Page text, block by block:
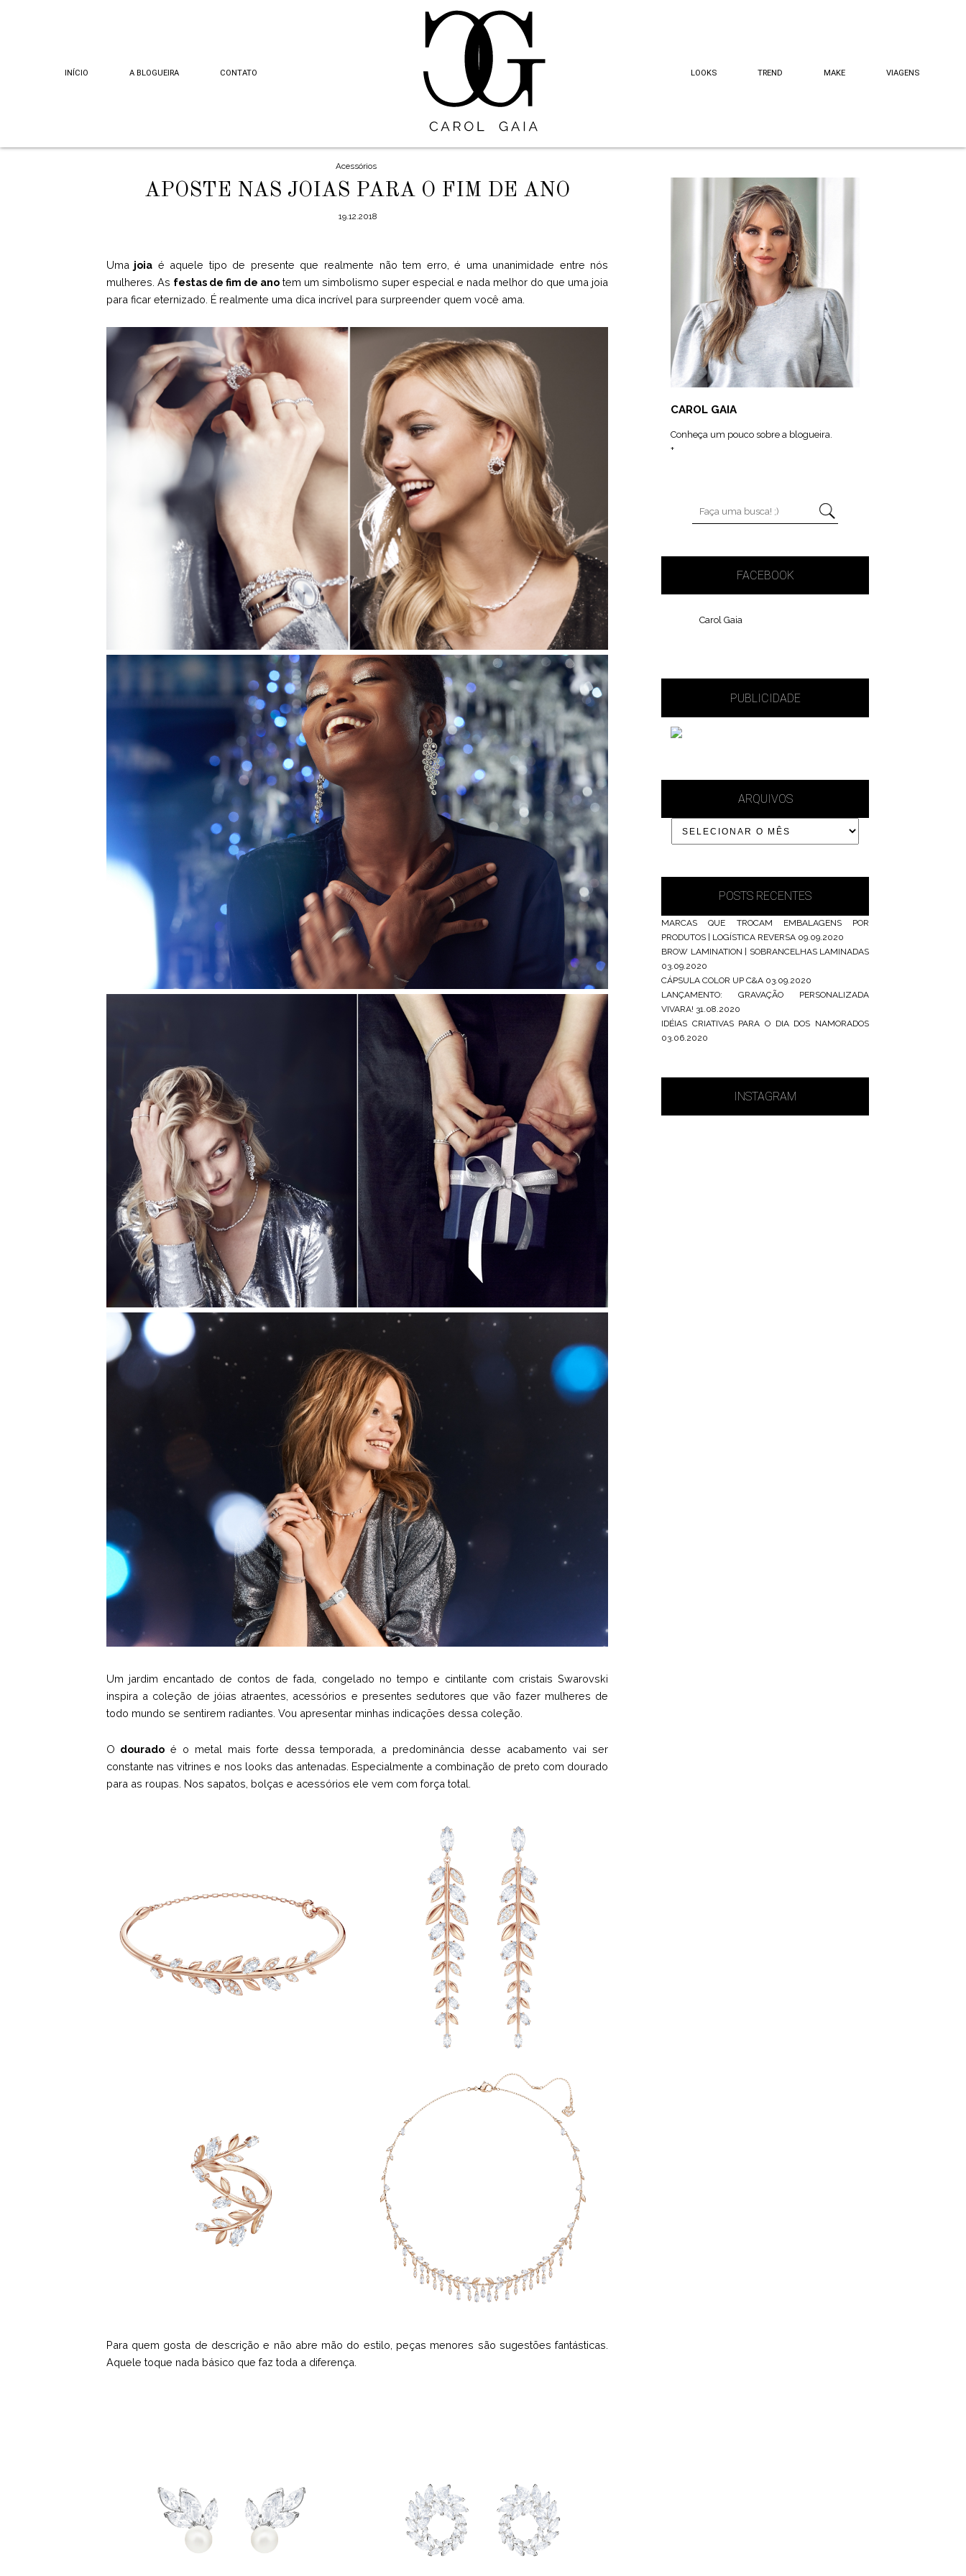
INÍCIO A BLOGUEIRA CONTATO LOOKS TREND MAKE VIAGENS
Acessórios
APOSTE NAS JOIAS PARA O FIM DE ANO
19.12.2018
Uma joia é aquele tipo de presente que realmente não tem erro, é uma unanimidade entre nós
mulheres. As festas de fim de anotem um simbolismo super especial e nada melhor do que uma joia
para ficar eternizado. É realmente uma dica incrível para surpreender quem você ama.
Um jardim encantado de contos de fada, congelado no tempo e cintilante com cristais Swarovski
inspira a coleção de jóias atraentes, acessórios e presentes sedutores que vão fazer mulheres de
todo mundo se sentirem radiantes. Vou apresentar minhas indicações dessa coleção.
O douradoé o metal mais forte dessa temporada, a predominância desse acabamento vai ser
constante nas vitrines e nos looks das antenadas. Especialmente a combinação de preto com dourado
para as roupas. Nos sapatos, bolças e acessórios ele vem com força total.
Para quem gosta de descrição e não abre mão do estilo, peças menores são sugestões fantásticas.
Aquele toque nada básico que faz toda a diferença.
CAROL GAIA
Conheça um pouco sobre a blogueira.
+
FACEBOOK
Carol Gaia
PUBLICIDADE
ARQUIVOS
POSTS RECENTES
MARCAS QUE TROCAM EMBALAGENS POR
PRODUTOS | LOGÍSTICA REVERSA 09.09.2020
BROW LAMINATION | SOBRANCELHAS LAMINADAS
03.09.2020
CÁPSULA COLOR UP C&A 03.09.2020
LANÇAMENTO: GRAVAÇÃO PERSONALIZADA
VIVARA! 31.08.2020
IDÉIAS CRIATIVAS PARA O DIA DOS NAMORADOS
03.06.2020
INSTAGRAM